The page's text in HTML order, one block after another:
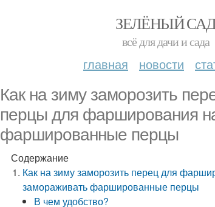
ЗЕЛЁНЫЙ
всё для дачи и сада
главная новости
Как на зиму заморозить
перцы для фарширования
фаршированные перцы
Содержание
Как на зиму заморозить перец для
замораживать фаршированные перцы
В чем удобство?